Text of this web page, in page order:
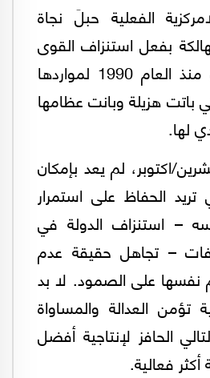
الفعلية حبلَ نجاة
بفعل استنزاف القوى
التي حكمت لبنان منذ العام 1990 لمواردها
باتت هزيلة وبانت عظامها
لها.
انتفاضة 17 تشرين/اكتوبر، لم يعد بإمكان
الحفاظ على استمرار
– استنزاف الدولة في
– تجاهل حقيقة عدم
نفسها على الصمود. لا بد
تؤمن العدالة والمساواة
الحافز لإنتاجية أفضل
فعالية.